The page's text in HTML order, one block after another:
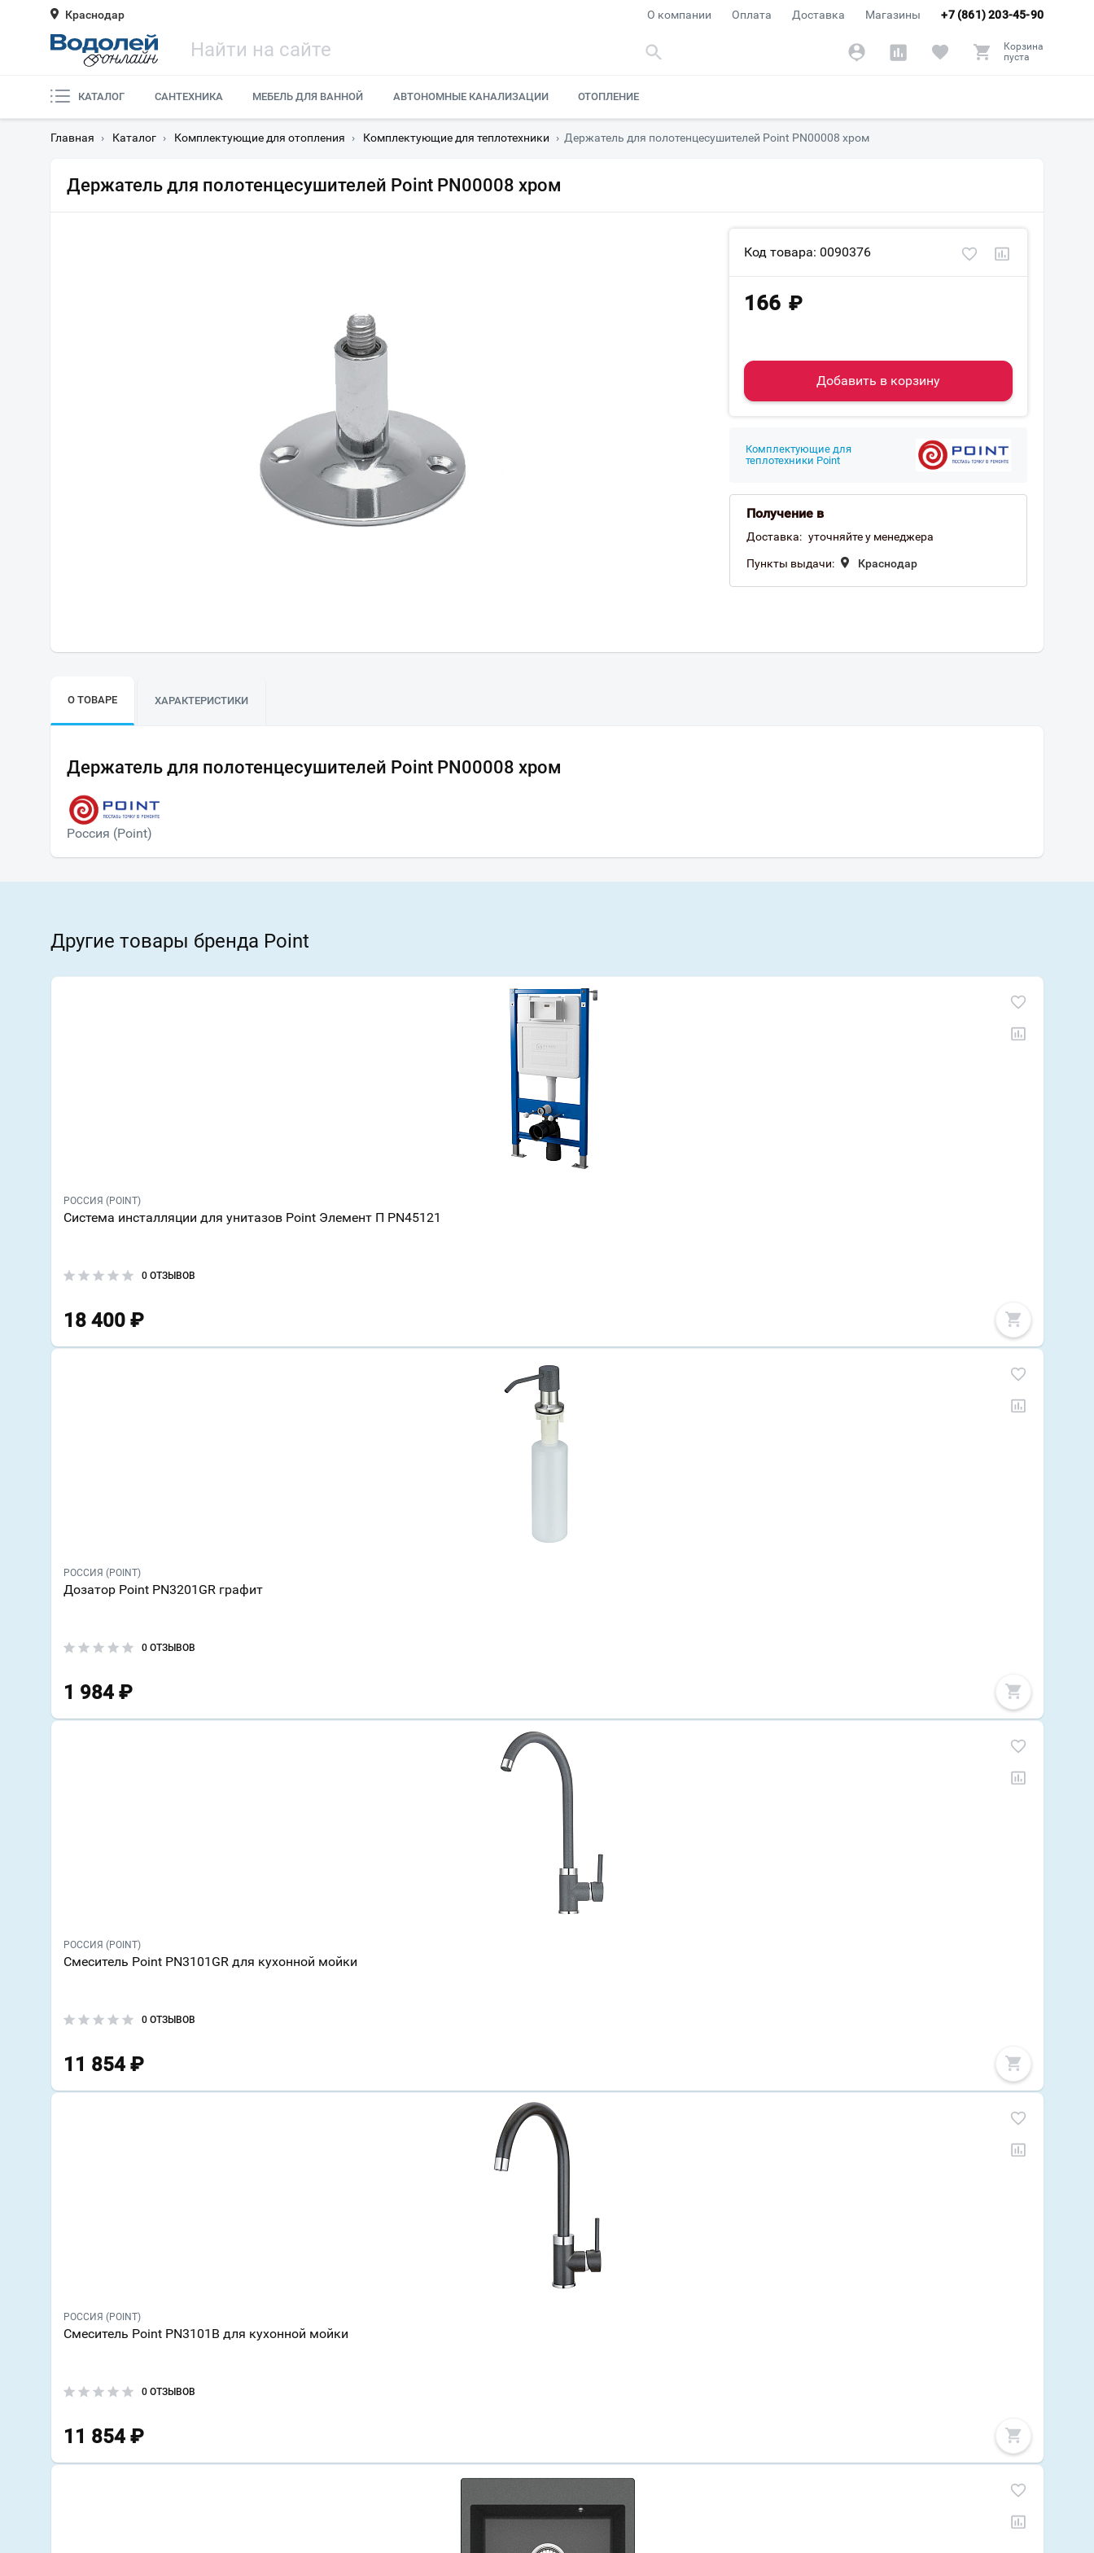
Краснодар +7 (861) 203-45-90
О компании Оплата Доставка Магазины
Корзина
пуста
КАТАЛОГ САНТЕХНИКА МЕБЕЛЬ ДЛЯ ВАННОЙ АВТОНОМНЫЕ КАНАЛИЗАЦИИ ОТОПЛЕНИЕ
Главная › Каталог › Комплектующие для отопления › Комплектующие для теплотехники › Держатель для полотенцесушителей Point PN00008 хром
Держатель для полотенцесушителей Point PN00008 хром
Код товара: 0090376
166 ₽
Добавить в корзину
Комплектующие для
теплотехники Point
Получение в
Доставка: уточняйте у менеджера
Пункты выдачи: Краснодар
О ТОВАРЕ ХАРАКТЕРИСТИКИ
Держатель для полотенцесушителей Point PN00008 хром
Россия (Point)
Другие товары бренда Point
РОССИЯ (POINT)
Система инсталляции для унитазов Point Элемент П PN45121
0 ОТЗЫВОВ
18 400 ₽
РОССИЯ (POINT)
Дозатор Point PN3201GR графит
0 ОТЗЫВОВ
1 984 ₽
РОССИЯ (POINT)
Смеситель Point PN3101GR для кухонной мойки
0 ОТЗЫВОВ
11 854 ₽
РОССИЯ (POINT)
Смеситель Point PN3101B для кухонной мойки
0 ОТЗЫВОВ
11 854 ₽
Ваш город
Сменить город